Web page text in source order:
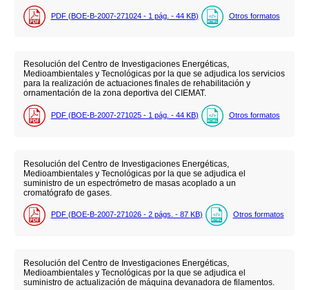
PDF (BOE-B-2007-271024 - 1 pág. - 44 KB) Otros formatos
Resolución del Centro de Investigaciones Energéticas,
Medioambientales y Tecnológicas por la que se adjudica los servicios
para la realización de actuaciones finales de rehabilitación y
ornamentación de la zona deportiva del CIEMAT.
PDF (BOE-B-2007-271025 - 1 pág. - 44 KB) Otros formatos
Resolución del Centro de Investigaciones Energéticas,
Medioambientales y Tecnológicas por la que se adjudica el
suministro de un espectrómetro de masas acoplado a un
cromatógrafo de gases.
PDF (BOE-B-2007-271026 - 2 págs. - 87 KB) Otros formatos
Resolución del Centro de Investigaciones Energéticas,
Medioambientales y Tecnológicas por la que se adjudica el
suministro de actualización de máquina devanadora de filamentos.